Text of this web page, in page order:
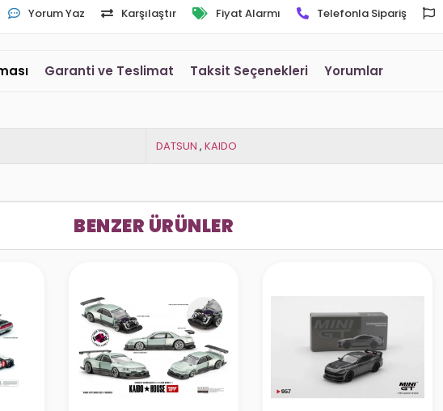
Yorum Yaz Karşılaştır Fiyat Alarmı Telefonla Sipariş
Garanti ve Teslimat Taksit Seçenekleri Yorumlar
DATSUN , KAIDO
BENZER ÜRÜNLER